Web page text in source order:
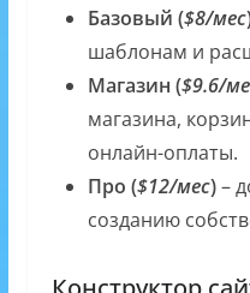
Базовый ($8/мес
шаблонам и
Магазин ($9.6/
магазина,
онлайн-оплаты.
Про ($12/мес)–
созданию